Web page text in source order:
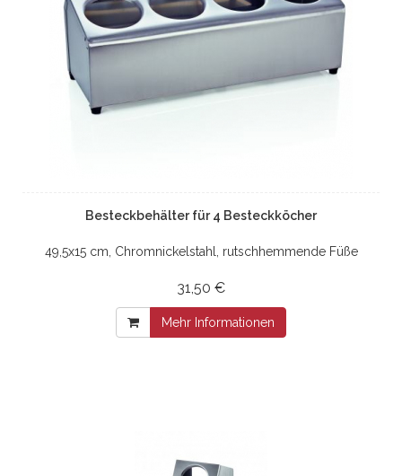
Besteckbehälter für 4 Besteckköcher
49,5x15 cm, Chromnickelstahl, rutschhemmende Füße
31,50 €
Mehr Informationen